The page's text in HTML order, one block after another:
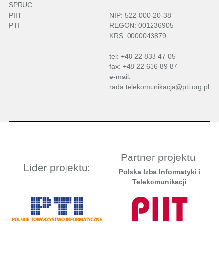
SPRUC
PIIT
PTI
NIP: 522-000-20-38
REGON: 001236905
KRS: 0000043879
tel: +48 22 838 47 05
fax: +48 22 636 89 87
e-mail:
rada.telekomunikacja@pti.org.pl
Lider projektu:
Partner projektu:
Polska Izba Informatyki i
Telekomunikacji